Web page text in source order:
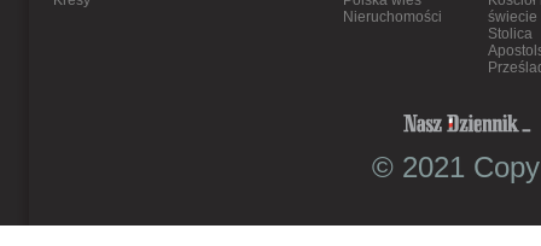
Nieruchomości
świecie
Stolica
© 2021